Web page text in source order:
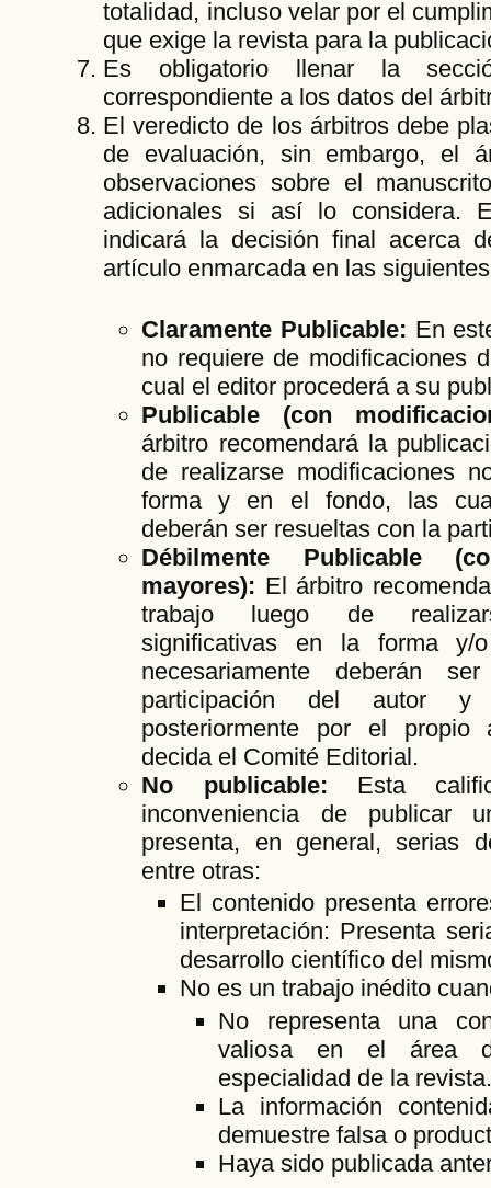
totalidad, incluso velar por el
que exige la revista para la
Es obligatorio llenar la
correspondiente a los datos del
El veredicto de los árbitros debe
de evaluación, sin embargo, el
observaciones sobre el
adicionales si así lo considera.
indicará la decisión final acerca
artículo enmarcada en las
Claramente Publicable: En
no requiere de modificaciones
cual el editor procederá a su
Publicable (con
árbitro recomendará la
de realizarse modificaciones
forma y en el fondo, las
deberán ser resueltas con la
Débilmente Publicable
mayores): El árbitro
trabajo luego de
significativas en la forma y/
necesariamente deberán
participación del autor y
posteriormente por el
decida el Comité Editorial.
No publicable: Esta
inconveniencia de publicar
presenta, en general, serias
entre otras:
El contenido presenta
interpretación: Presenta
desarrollo científico del
No es un trabajo inédito
No representa una
valiosa en el área
especialidad de la
La información
demuestre falsa o
Haya sido publicada